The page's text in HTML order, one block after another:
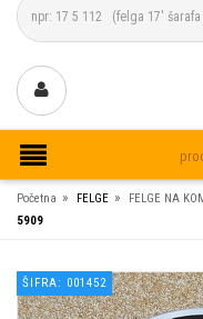
Početna » FELGE » FELGE NA
5909
ŠIFRA: 001452